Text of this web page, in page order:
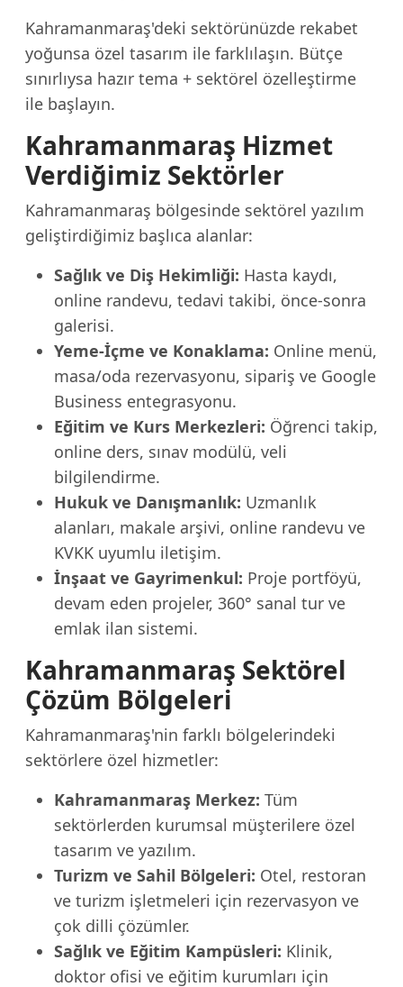
Kahramanmaraş'deki sektörünüzde rekabet
yoğunsa özel tasarım ile farklılaşın. Bütçe
sınırlıysa hazır tema + sektörel özelleştirme
ile başlayın.
Kahramanmaraş Hizmet
Verdiğimiz Sektörler
Kahramanmaraş bölgesinde sektörel yazılım
geliştirdiğimiz başlıca alanlar:
Sağlık ve Diş Hekimliği: Hasta kaydı,
online randevu, tedavi takibi, önce-sonra
galerisi.
Yeme-İçme ve Konaklama: Online menü,
masa/oda rezervasyonu, sipariş ve Google
Business entegrasyonu.
Eğitim ve Kurs Merkezleri: Öğrenci takip,
online ders, sınav modülü, veli
bilgilendirme.
Hukuk ve Danışmanlık: Uzmanlık
alanları, makale arşivi, online randevu ve
KVKK uyumlu iletişim.
İnşaat ve Gayrimenkul: Proje portföyü,
devam eden projeler, 360° sanal tur ve
emlak ilan sistemi.
Kahramanmaraş Sektörel
Çözüm Bölgeleri
Kahramanmaraş'nin farklı bölgelerindeki
sektörlere özel hizmetler:
Kahramanmaraş Merkez: Tüm
sektörlerden kurumsal müşterilere özel
tasarım ve yazılım.
Turizm ve Sahil Bölgeleri: Otel, restoran
ve turizm işletmeleri için rezervasyon ve
çok dilli çözümler.
Sağlık ve Eğitim Kampüsleri: Klinik,
doktor ofisi ve eğitim kurumları için